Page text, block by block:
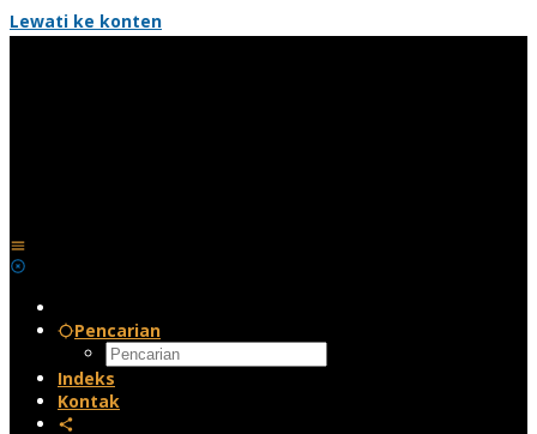
Lewati ke konten
Pencarian
Indeks
Kontak